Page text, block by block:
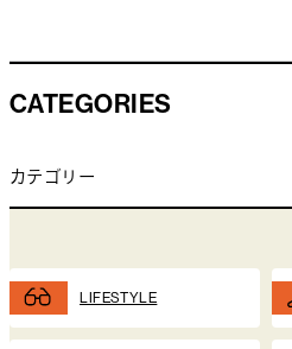
CATEGORIES
カテゴリー
LIFESTYLE